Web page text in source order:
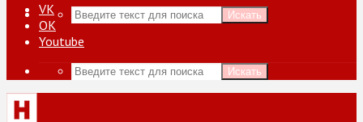
Искать
VK
ОК
Youtube
Искать